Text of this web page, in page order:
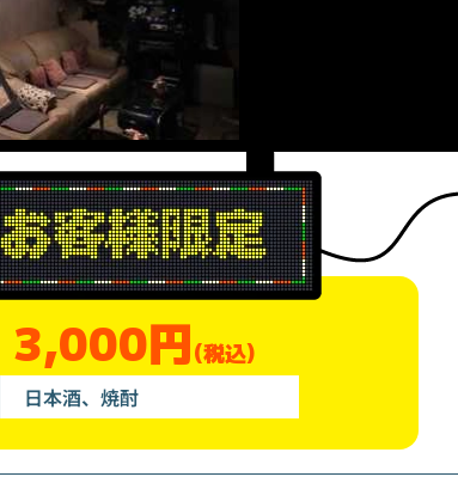
3,000円(税込)
日本酒、焼酎